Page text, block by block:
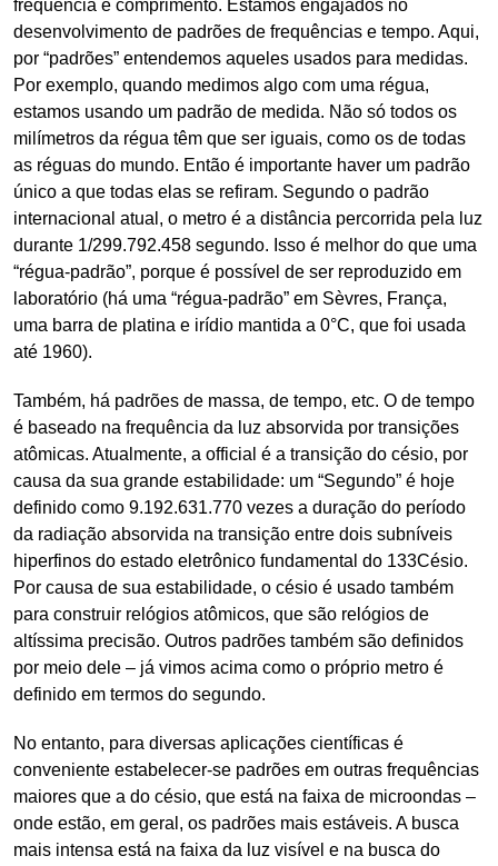
frequência e comprimento. Estamos engajados no
desenvolvimento de padrões de frequências e tempo. Aqui,
por “padrões” entendemos aqueles usados para medidas.
Por exemplo, quando medimos algo com uma régua,
estamos usando um padrão de medida. Não só todos os
milímetros da régua têm que ser iguais, como os de todas
as réguas do mundo. Então é importante haver um padrão
único a que todas elas se refiram. Segundo o padrão
internacional atual, o metro é a distância percorrida pela luz
durante 1/299.792.458 segundo. Isso é melhor do que uma
“régua-padrão”, porque é possível de ser reproduzido em
laboratório (há uma “régua-padrão” em Sèvres, França,
uma barra de platina e irídio mantida a 0°C, que foi usada
até 1960).
Também, há padrões de massa, de tempo, etc. O de tempo
é baseado na frequência da luz absorvida por transições
atômicas. Atualmente, a official é a transição do césio, por
causa da sua grande estabilidade: um “Segundo” é hoje
definido como 9.192.631.770 vezes a duração do período
da radiação absorvida na transição entre dois subníveis
hiperfinos do estado eletrônico fundamental do 133Césio.
Por causa de sua estabilidade, o césio é usado também
para construir relógios atômicos, que são relógios de
altíssima precisão. Outros padrões também são definidos
por meio dele – já vimos acima como o próprio metro é
definido em termos do segundo.
No entanto, para diversas aplicações científicas é
conveniente estabelecer-se padrões em outras frequências
maiores que a do césio, que está na faixa de microondas –
onde estão, em geral, os padrões mais estáveis. A busca
mais intensa está na faixa da luz visível e na busca do